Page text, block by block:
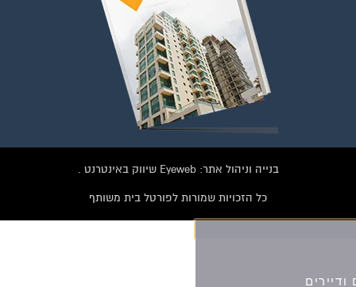
בנייה וניהול אתר: Eyeweb שיווק באינטרנט .
כל הזכויות שמורות לפורטל בית משותף
וועדי בתים ודיירים
הצטרפו עכשיו לקבוצת
הפייסבוק הגדולה בישראל
הנותנת מענה לבעיות
הדיור בבית המשותף!!!
להצטרפות לחצו על התמונה או על הכפתור ושלחו בקשת הצטרפות בדף
הקבוצה